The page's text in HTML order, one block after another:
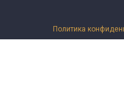
Политика